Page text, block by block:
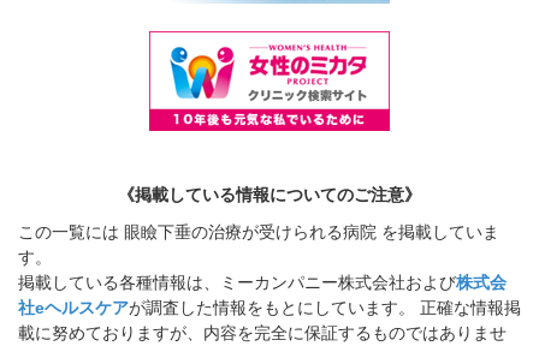
《掲載している情報についてのご注意》
この一覧には 眼瞼下垂の治療が受けられる病院 を掲載していま
す。
掲載している各種情報は、ミーカンパニー株式会社および株式会
社eヘルスケアが調査した情報をもとにしています。 正確な情報掲
載に努めておりますが、内容を完全に保証するものではありませ